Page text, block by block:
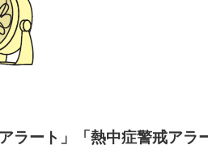
アラート」「熱中症警戒ア